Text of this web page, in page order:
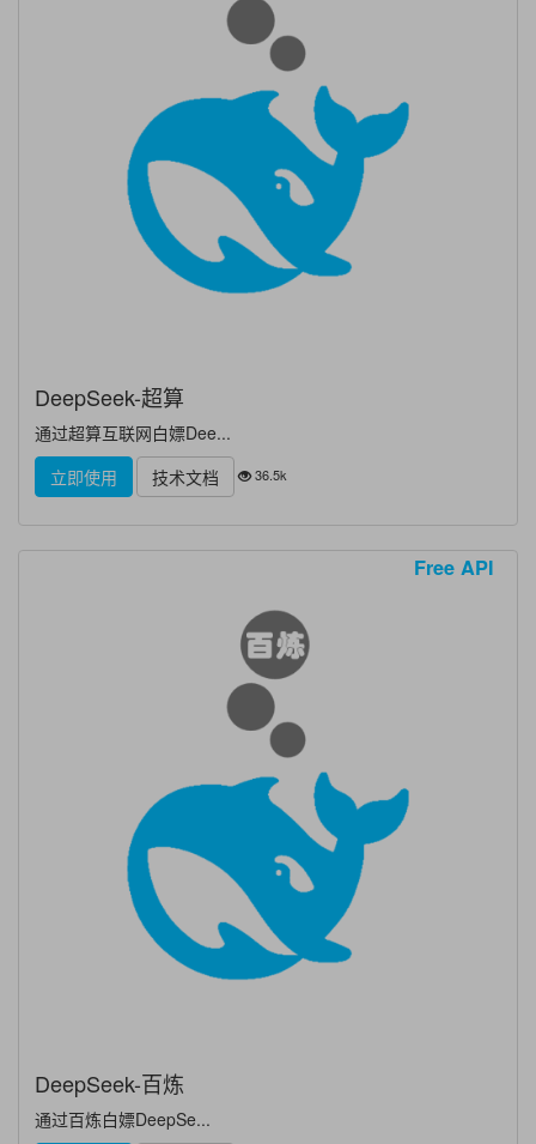
DeepSeek-超算
通过超算互联网白嫖Dee...
立即使用
技术文档 36.5k
Free API
DeepSeek-百炼
通过百炼白嫖DeepSe...